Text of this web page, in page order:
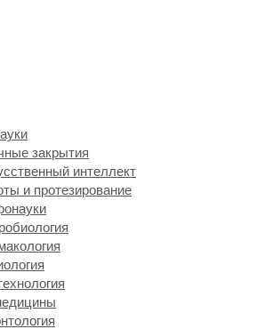
закрытия
интеллект
и протезирование